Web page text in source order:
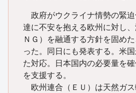
政府がウクライナ情勢の緊迫
達に不安を抱える欧州に対し
ＮＧ）を融通する方針を固め
った。同日にも発表する。米
た対応。日本国内の必要量を
を支援する。
欧州連合（ＥＵ）は天然ガ